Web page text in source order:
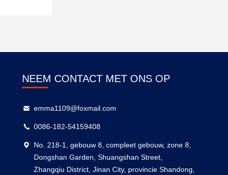
NEEM CONTACT MET ONS OP
emma1109@foxmail.com
0086-182-54159408
No. 218-1, gebouw 8, compleet gebouw, zone 8,
Dongshan Garden, Shuangshan Street,
Zhangqiu District, Jinan City, provincie Shandong,